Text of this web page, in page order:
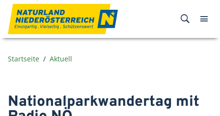
Zum Inhalt
Startseite Aktuell
Nationalparkwandertag mit